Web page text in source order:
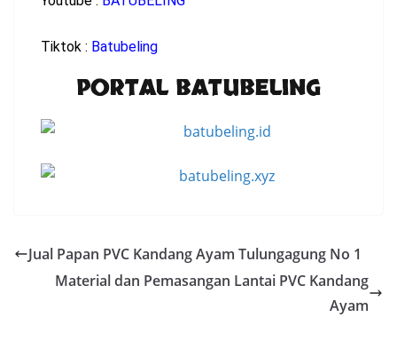
Tiktok : Batubeling
PORTAL BATUBELING
Jual Papan PVC Kandang Ayam Tulungagung No 1
Material dan Pemasangan Lantai PVC Kandang
Ayam